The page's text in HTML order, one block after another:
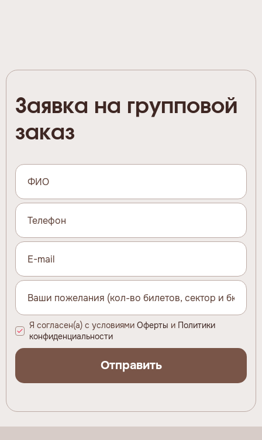
Заявка на групповой
заказ
Я согласен(а) с условиями Оферты и Политики
конфиденциальности
Отправить